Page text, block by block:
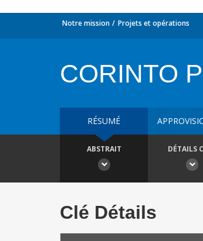
Notre mission Projets et opérations
CORINTO
RÉSUMÉ
ABSTRAIT DÉTAILS
Clé Détails